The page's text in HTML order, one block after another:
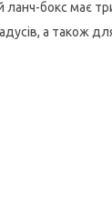
бокс має три
а також